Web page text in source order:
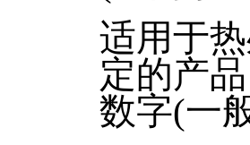
适用于
定的产
数字(一